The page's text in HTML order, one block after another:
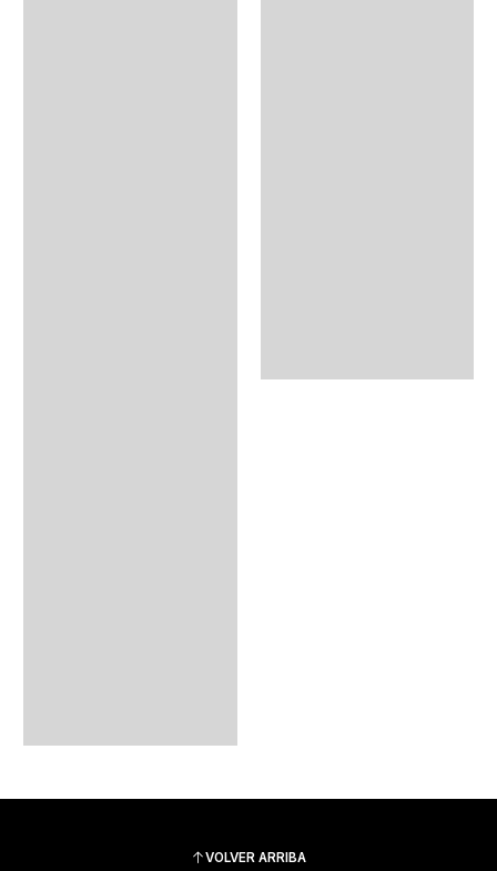
VOLVER ARRIBA